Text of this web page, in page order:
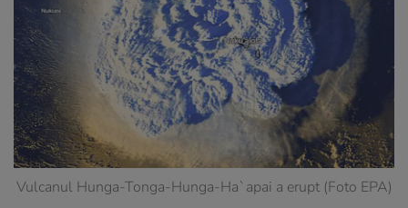
Vulcanul Hunga-Tonga-Hunga-Ha`apai a erupt (Foto EPA)